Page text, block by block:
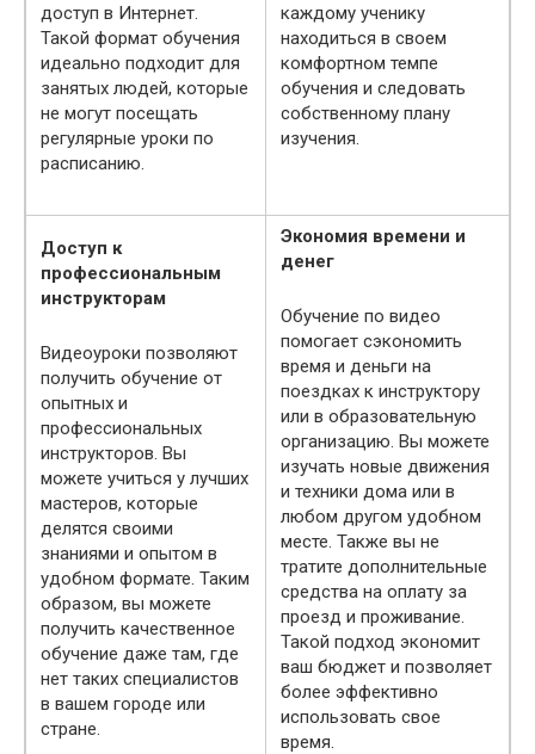
доступ в Интернет.
Такой формат обучения
идеально подходит для
занятых людей, которые
не могут посещать
регулярные уроки по
расписанию.
каждому ученику
находиться в своем
комфортном темпе
обучения и следовать
собственному плану
изучения.
Доступ к
профессиональным
инструкторам
Видеоуроки позволяют
получить обучение от
опытных и
профессиональных
инструкторов. Вы
можете учиться у лучших
мастеров, которые
делятся своими
знаниями и опытом в
удобном формате. Таким
образом, вы можете
получить качественное
обучение даже там, где
нет таких специалистов
в вашем городе или
стране.
Экономия времени и
денег
Обучение по видео
помогает сэкономить
время и деньги на
поездках к инструктору
или в образовательную
организацию. Вы можете
изучать новые движения
и техники дома или в
любом другом удобном
месте. Также вы не
тратите дополнительные
средства на оплату за
проезд и проживание.
Такой подход экономит
ваш бюджет и позволяет
более эффективно
использовать свое
время.